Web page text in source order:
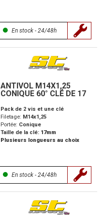
En stock - 24/48h
ANTIVOL M14X1,25
CONIQUE 60° CLÉ DE 17
Pack de 2 vis et une clé
Filetage: M14x1,25
Portée: Conique
Taille de la clé: 17mm
Plusieurs longueurs au choix
En stock - 24/48h